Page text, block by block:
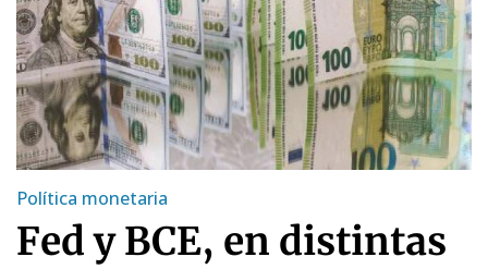
Política monetaria
Fed y BCE, en distintas